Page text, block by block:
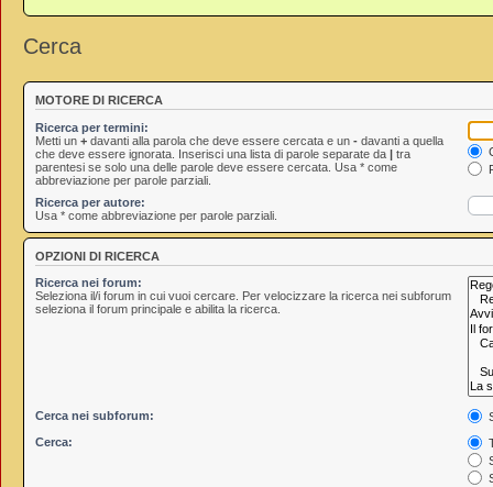
Cerca
MOTORE DI RICERCA
Ricerca per termini:
Metti un + davanti alla parola che deve essere cercata e un - davanti a quella
che deve essere ignorata. Inserisci una lista di parole separate da | tra
parentesi se solo una delle parole deve essere cercata. Usa * come
abbreviazione per parole parziali.
Ricerca per autore:
Usa * come abbreviazione per parole parziali.
OPZIONI DI RICERCA
Ricerca nei forum:
Seleziona il/i forum in cui vuoi cercare. Per velocizzare la ricerca nei subforum
seleziona il forum principale e abilita la ricerca.
Cerca nei subforum:
Cerca: